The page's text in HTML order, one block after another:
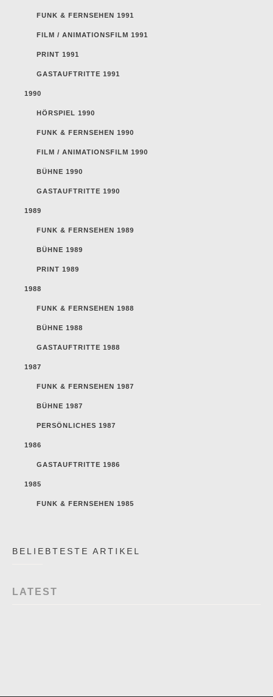
FUNK & FERNSEHEN 1991
FILM / ANIMATIONSFILM 1991
PRINT 1991
GASTAUFTRITTE 1991
1990
HÖRSPIEL 1990
FUNK & FERNSEHEN 1990
FILM / ANIMATIONSFILM 1990
BÜHNE 1990
GASTAUFTRITTE 1990
1989
FUNK & FERNSEHEN 1989
BÜHNE 1989
PRINT 1989
1988
FUNK & FERNSEHEN 1988
BÜHNE 1988
GASTAUFTRITTE 1988
1987
FUNK & FERNSEHEN 1987
BÜHNE 1987
PERSÖNLICHES 1987
1986
GASTAUFTRITTE 1986
1985
FUNK & FERNSEHEN 1985
BELIEBTESTE ARTIKEL
LATEST